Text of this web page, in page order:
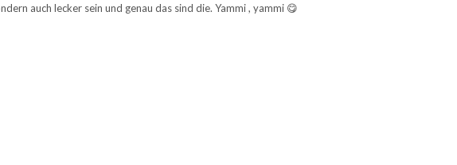
auch lecker sein und genau das sind die. Yammi , yammi 😋